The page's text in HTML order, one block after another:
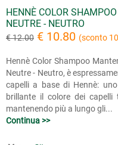
HENNÈ COLOR
NEUTRE - NEUTRO
€ 12.00 € 10.80 (sconto
Hennè Color Shampoo
Neutre - Neutro, è
capelli a base di Hennè:
brillante il colore dei capelli
mantenendo più a lungo gli...
Continua >>